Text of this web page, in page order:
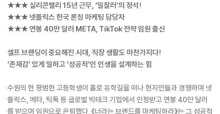
★★★ 실리콘밸리 15년 근무, ‘일잘러’의 정석!
★★★ 넷플릭스 한국 론칭 마케팅 담당자
★★★ 연봉 40만 달러 META, TikTok 전략 임원 출신
셀프 브랜딩이 중요해진 시대, 직장 생활도 마찬가지다!
‘존재감’ 있게 일하고 ‘성공적’인 인생을 설계하는 힘
수원의 한 평범한 고등학생이 홀로 유학길을 떠나 현지인들과 경쟁하며 넷
플릭스, 메타, 틱톡 등 글로벌 빅테크 기업에서 인정받고 연봉 40만 달러
를 받으며 임원으로 은퇴했다. 《너라는 브랜드를 마케팅하라》는 그 성공적